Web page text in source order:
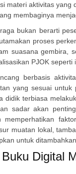
materi aktivitas
membaginya
bukan berarti
proses
suasana gembira,
PJOK
berbasis
yang sesuai untuk
didik terbiasa
sadar akan
memperhatikan
muatan lokal,
untuk
Digital